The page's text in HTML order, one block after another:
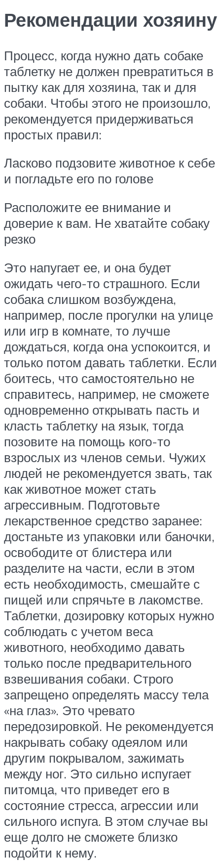
Рекомендации хозяину
Процесс, когда нужно дать собаке
таблетку не должен превратиться в
пытку как для хозяина, так и для
собаки. Чтобы этого не произошло,
рекомендуется придерживаться
простых правил:
Ласково подзовите животное к себе
и погладьте его по голове
Расположите ее внимание и
доверие к вам. Не хватайте собаку
резко
Это напугает ее, и она будет
ожидать чего-то страшного. Если
собака слишком возбуждена,
например, после прогулки на улице
или игр в комнате, то лучше
дождаться, когда она успокоится, и
только потом давать таблетки. Если
боитесь, что самостоятельно не
справитесь, например, не сможете
одновременно открывать пасть и
класть таблетку на язык, тогда
позовите на помощь кого-то
взрослых из членов семьи. Чужих
людей не рекомендуется звать, так
как животное может стать
агрессивным. Подготовьте
лекарственное средство заранее:
достаньте из упаковки или баночки,
освободите от блистера или
разделите на части, если в этом
есть необходимость, смешайте с
пищей или спрячьте в лакомстве.
Таблетки, дозировку которых нужно
соблюдать с учетом веса
животного, необходимо давать
только после предварительного
взвешивания собаки. Строго
запрещено определять массу тела
«на глаз». Это чревато
передозировкой. Не рекомендуется
накрывать собаку одеялом или
другим покрывалом, зажимать
между ног. Это сильно испугает
питомца, что приведет его в
состояние стресса, агрессии или
сильного испуга. В этом случае вы
еще долго не сможете близко
подойти к нему.